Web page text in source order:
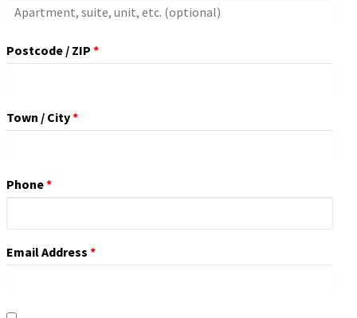
Apartment,
Unit,
Postcode / ZIP *
Town / City*
Phone*
Email Address *